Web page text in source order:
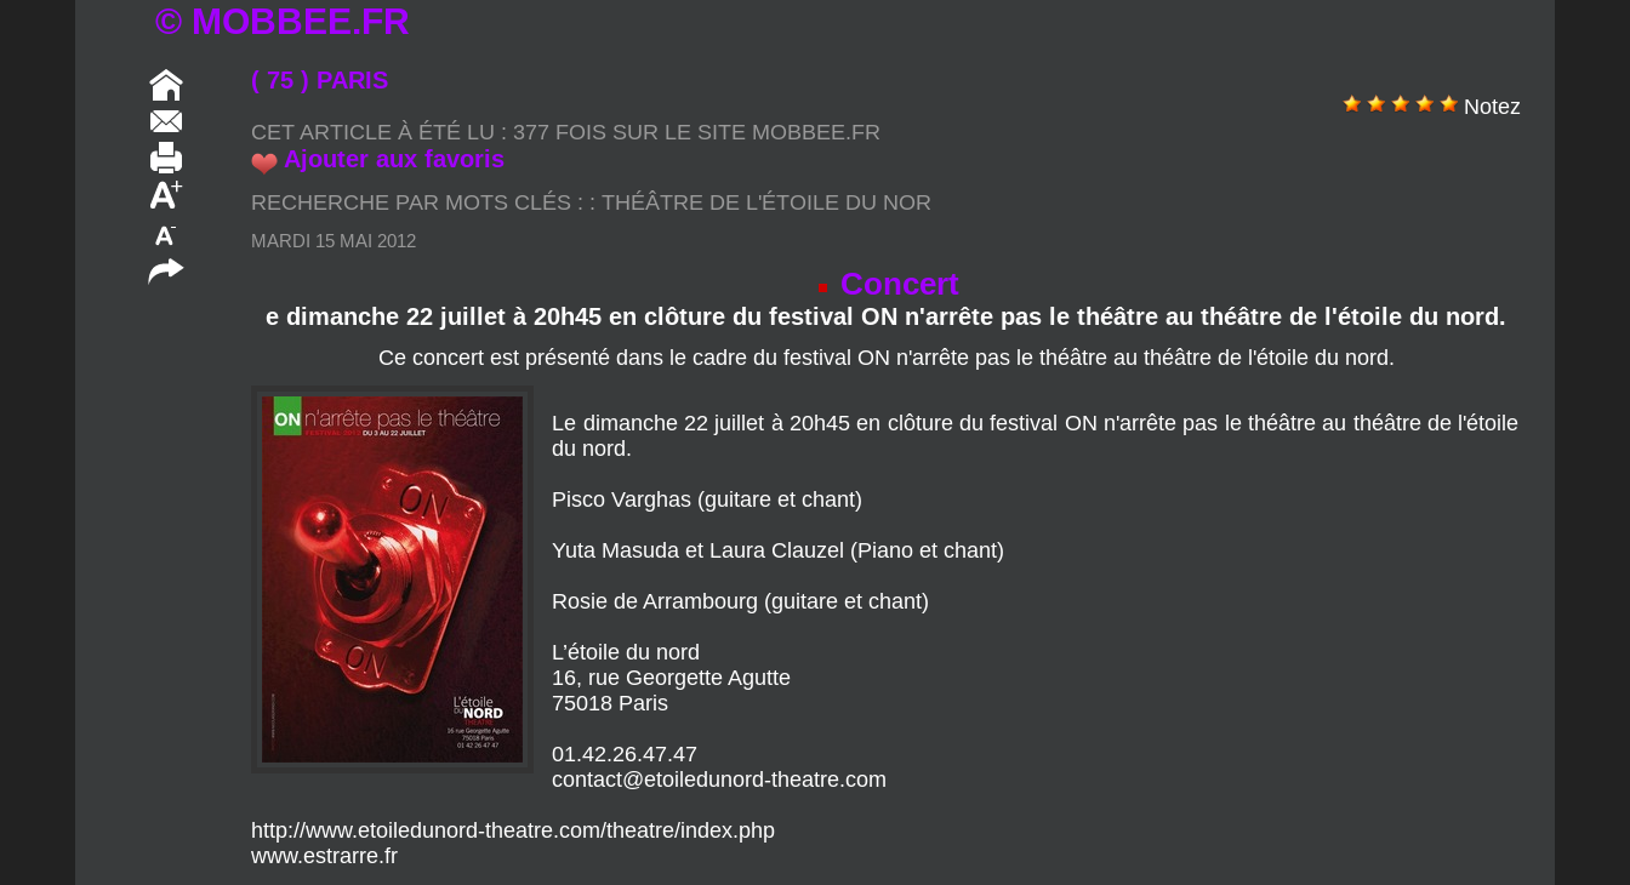
© MOBBEE.FR
( 75 ) PARIS
Notez
CET ARTICLE À ÉTÉ LU : 377 FOIS SUR LE SITE MOBBEE.FR
Ajouter aux favoris
RECHERCHE PAR MOTS CLÉS : :THÉÂTRE DE L'ÉTOILE DU NOR
MARDI 15 MAI 2012
Concert
e dimanche 22 juillet à 20h45 en clôture du festival ON n'arrête pas le théâtre au théâtre de l'étoile du nord.
Ce concert est présenté dans le cadre du festival ON n'arrête pas le théâtre au théâtre de l'étoile du nord.
Le dimanche 22 juillet à 20h45 en clôture du festival ON n'arrête pas le théâtre au théâtre de l'étoile
du nord.
Pisco Varghas (guitare et chant)
Yuta Masuda et Laura Clauzel (Piano et chant)
Rosie de Arrambourg (guitare et chant)
L’étoile du nord
16, rue Georgette Agutte
75018 Paris
01.42.26.47.47
contact@etoiledunord-theatre.com
http://www.etoiledunord-theatre.com/theatre/index.php
www.estrarre.fr